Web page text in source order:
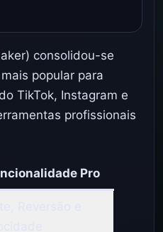
consolidou-se
popular para
TikTok, Instagram e
profissionais
Pro